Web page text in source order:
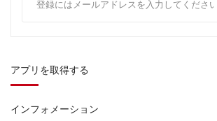
アプリを取得する
インフォメーション